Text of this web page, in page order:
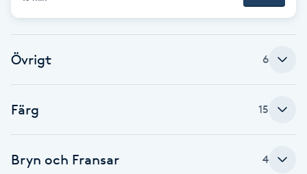
F
Face framing
Fettreducering
Övrigt 6
Färg 15
Bryn och Fransar 4